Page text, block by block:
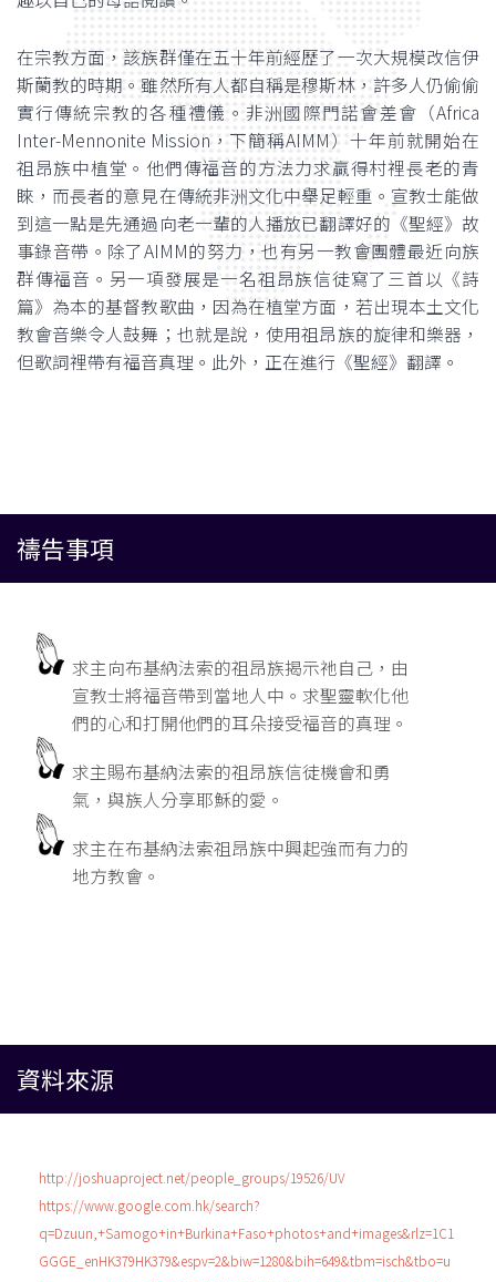
在宗教方面，該族群僅在五十年前經歷了一次大規模改信伊
斯蘭教的時期。雖然所有人都自稱是穆斯林，許多人仍偷偷
實行傳統宗教的各種禮儀。非洲國際門諾會差會（Africa
Inter-Mennonite Mission，下簡稱AIMM）十年前就開始在
祖昂族中植堂。他們傳福音的方法力求贏得村裡長老的青
睞，而長者的意見在傳統非洲文化中舉足輕重。宣教士能做
到這一點是先通過向老一輩的人播放已翻譯好的《聖經》故
事錄音帶。除了AIMM的努力，也有另一教會團體最近向族
群傳福音。另一項發展是一名祖昂族信徒寫了三首以《詩
篇》為本的基督教歌曲，因為在植堂方面，若出現本土文化
教會音樂令人鼓舞；也就是說，使用祖昂族的旋律和樂器，
但歌詞裡帶有福音真理。此外，正在進行《聖經》翻譯。
禱告事項
求主向布基納法索的祖昂族揭示祂自己，由
宣教士將福音帶到當地人中。求聖靈軟化他
們的心和打開他們的耳朵接受福音的真理。
求主賜布基納法索的祖昂族信徒機會和勇
氣，與族人分享耶穌的愛。
求主在布基納法索祖昂族中興起強而有力的
地方教會。
資料來源
http://joshuaproject.net/people_groups/19526/UV
https://www.google.com.hk/search?
q=Dzuun,+Samogo+in+Burkina+Faso+photos+and+images&rlz=1C1
GGGE_enHK379HK379&espv=2&biw=1280&bih=649&tbm=isch&tbo=u